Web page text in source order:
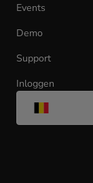
Events
Demo
Support
Inloggen
tab)